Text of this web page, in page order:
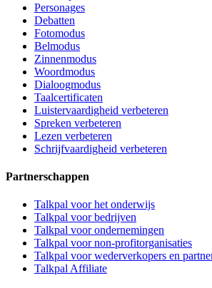
Personages
Debatten
Fotomodus
Belmodus
Zinnenmodus
Woordmodus
Dialoogmodus
Taalcertificaten
Luistervaardigheid verbeteren
Spreken verbeteren
Lezen verbeteren
Schrijfvaardigheid verbeteren
Partnerschappen
Talkpal voor het onderwijs
Talkpal voor bedrijven
Talkpal voor ondernemingen
Talkpal voor non-profitorganisaties
Talkpal voor wederverkopers en
Talkpal Affiliate